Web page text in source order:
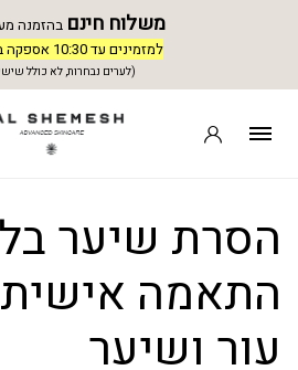
משלוח חינם בהזמנה מעל 199
למזמינים עד 10:30 אספקה באותו היום
(לערים נבחרות, לא כולל
הסרת שיער
התאמה
עור ושיער